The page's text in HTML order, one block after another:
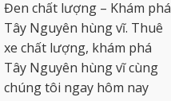
Đen chất lượng – Khám phá
Tây Nguyên hùng vĩ. Thuê
xe chất lượng, khám phá
Tây Nguyên hùng vĩ cùng
chúng tôi ngay hôm nay